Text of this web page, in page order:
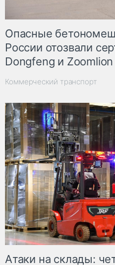
Опасные
России отозвали
Dongfeng и Zoomlion
Коммерческий транспорт
Атаки на склады: